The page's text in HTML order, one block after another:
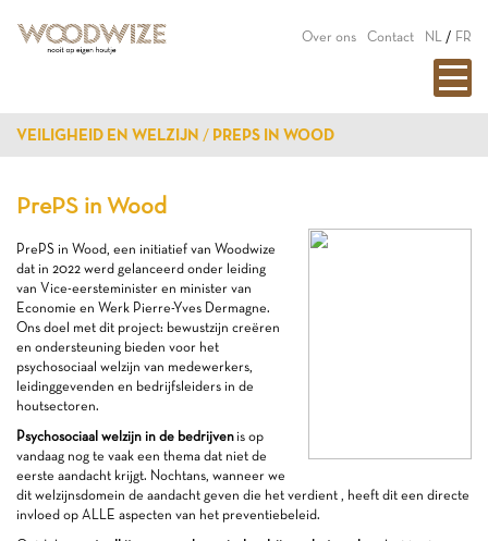
Over ons Contact NL / FR
VEILIGHEID EN WELZIJN PREPS IN WOOD
PrePS in Wood
PrePS in Wood, een initiatief van Woodwize
dat in 2022 werd gelanceerd onder leiding
van Vice-eersteminister en minister van
Economie en Werk Pierre-Yves Dermagne.
Ons doel met dit project: bewustzijn creëren
en ondersteuning bieden voor het
psychosociaal welzijn van medewerkers,
leidinggevenden en bedrijfsleiders in de
houtsectoren.
Psychosociaal welzijn in de bedrijvenis op
vandaag nog te vaak een thema dat niet de
eerste aandacht krijgt. Nochtans, wanneer we
dit welzijnsdomein de aandacht geven die het verdient , heeft dit een directe
invloed op ALLE aspecten van het preventiebeleid.